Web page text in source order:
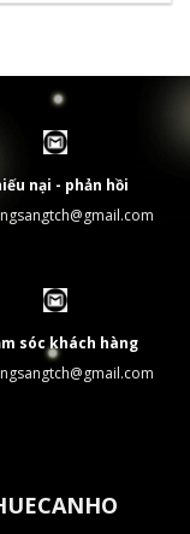
nại - phản hồi
sóc khách hàng